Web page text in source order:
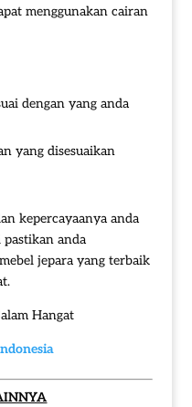
menggunakan cairan
dengan yang anda
yang disesuaikan
kepercayaanya anda
pastikan anda
jepara yang terbaik
Hangat